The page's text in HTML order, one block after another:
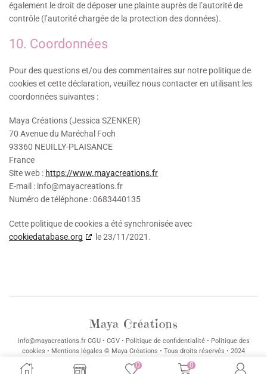
également le droit de déposer une plainte auprès de l’autorité de
contrôle (l’autorité chargée de la protection des données).
10. Coordonnées
Pour des questions et/ou des commentaires sur notre politique de
cookies et cette déclaration, veuillez nous contacter en utilisant les
coordonnées suivantes :
Maya Créations (Jessica SZENKER)
70 Avenue du Maréchal Foch
93360 NEUILLY-PLAISANCE
France
Site web : https://www.mayacreations.fr
E-mail : info@mayacreations.fr
Numéro de téléphone : 0683440135
Cette politique de cookies a été synchronisée avec
cookiedatabase.org
le 23/11/2021.
Maya Créations
info@mayacreations.fr CGU• CGV• Politique de confidentialité• Politique des
cookies • Mentions légales © Maya Créations • Tous droits réservés • 2024
Paiements CB sécurisés et certifiés 3D Secure avec Stripe
0 0